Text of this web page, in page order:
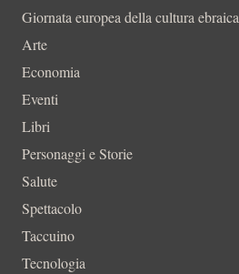
Giornata europea della cultura ebraica
Arte
Economia
Eventi
Libri
Personaggi e Storie
Salute
Spettacolo
Taccuino
Tecnologia